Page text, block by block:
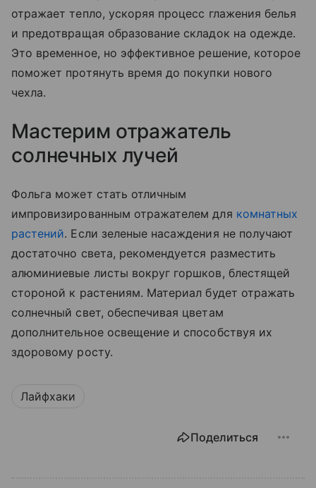
отражает тепло, ускоряя процесс глажения белья
и предотвращая образование складок на одежде.
Это временное, но эффективное решение, которое
поможет протянуть время до покупки нового
чехла.
Мастерим отражатель
солнечных лучей
Фольга может стать отличным
импровизированным отражателем для комнатных
растений. Если зеленые насаждения не получают
достаточно света, рекомендуется разместить
алюминиевые листы вокруг горшков, блестящей
стороной к растениям. Материал будет отражать
солнечный свет, обеспечивая цветам
дополнительное освещение и способствуя их
здоровому росту.
Лайфхаки
Поделиться